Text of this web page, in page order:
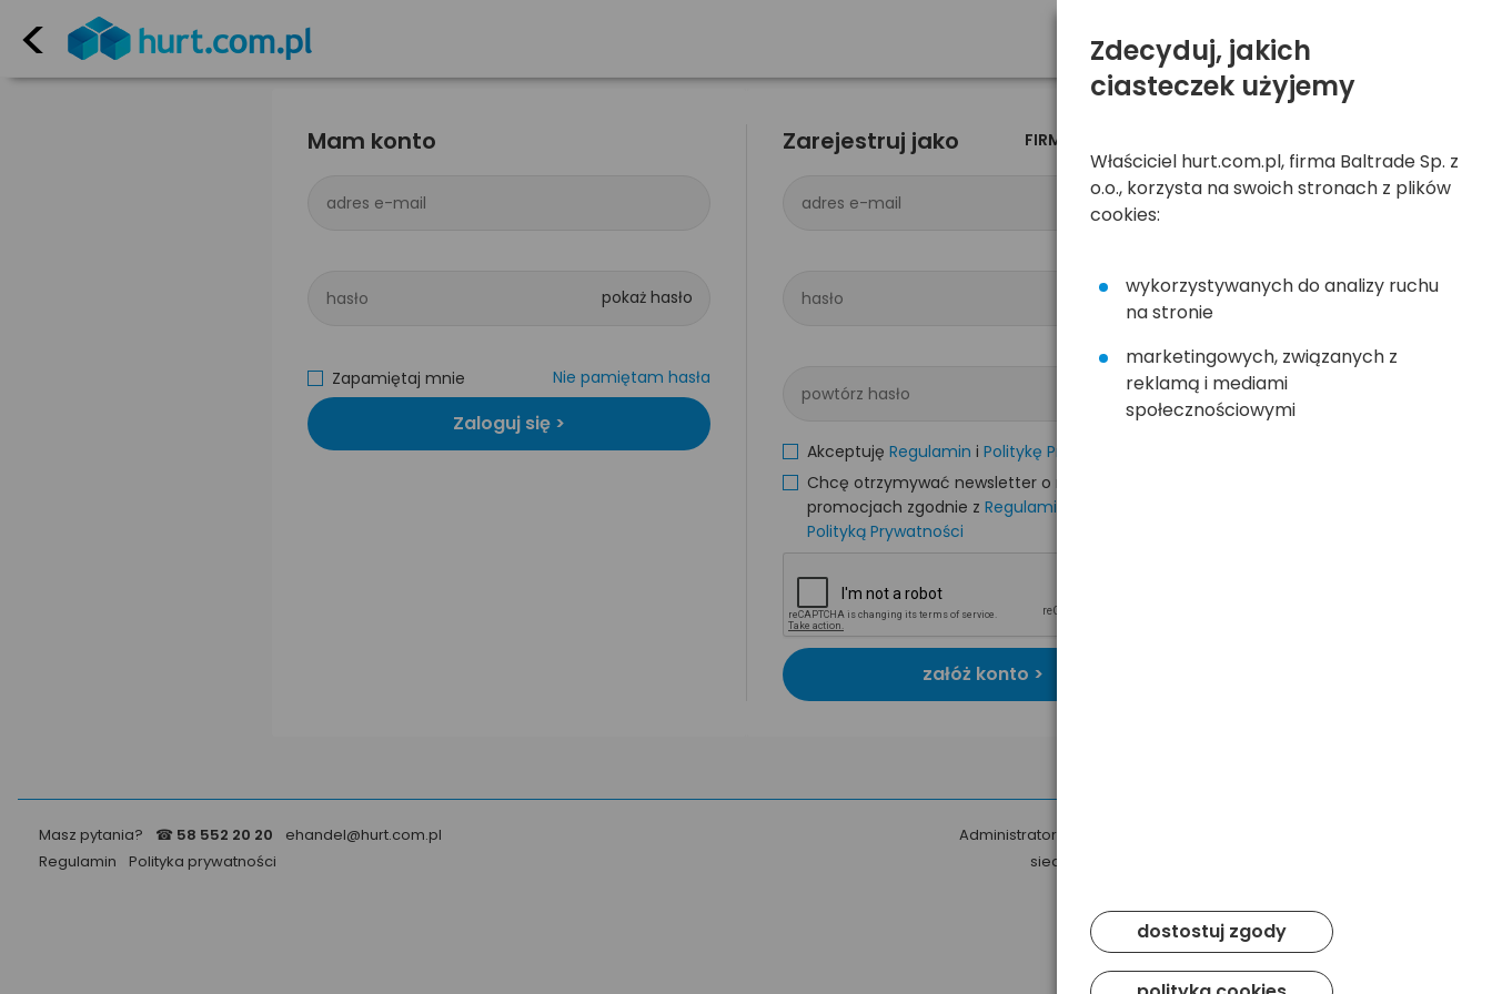
<
Mam konto
adres e-mail
hasło
Zapamiętaj mnie Nie pamiętam hasła
Zarejestruj jako FIRMA
adres e-mail
hasło
powtórz hasło
Akceptuję Regulamin i Politykę Prywatności
Chcę otrzymywać newsletter o nowościach i
promocjach zgodnie z Regulaminem
Polityką Prywatności
załóż konto >
Masz pytania? ☎ 58 552 20 20
ehandel@hurt.com.pl
Regulamin
Polityka prywatności
Administratorem Twoich danych osobowych jest Baltrade sp. z o.o. z
siedzibą w Gdańsku przy ul. Geodetów 24, 80-298 Gdańsk.
Zdecyduj, jakich
ciasteczek użyjemy
Właściciel hurt.com.pl, firma Baltrade Sp. z
o.o., korzysta na swoich stronach z plików
cookies:
wykorzystywanych do analizy ruchu
na stronie
marketingowych, związanych z
reklamą i mediami
społecznościowymi
dostostuj zgody